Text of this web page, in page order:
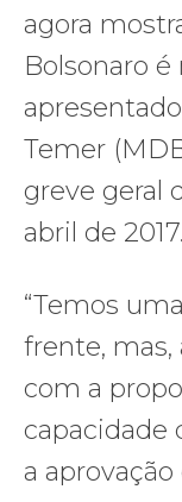
agora
Bolsonaro
Temer
greve geral
abril de 2017.
“Temos
frente,
com a
capacidade
a